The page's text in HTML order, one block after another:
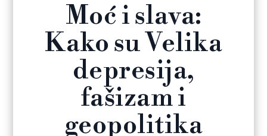
Moć i slava:
Kako su Velika
depresija,
fašizam i
geopolitika